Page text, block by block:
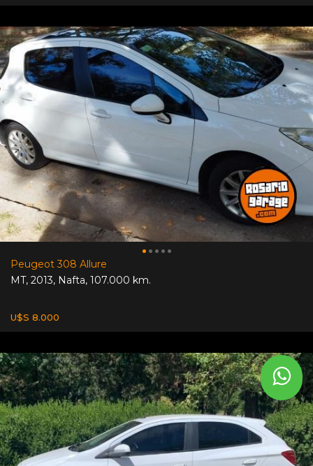
Peugeot 308 Allure
MT, 2013, Nafta, 107.000 km.
U$S 8.000